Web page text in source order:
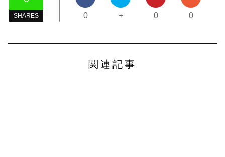
SHARES 0 + 0 0
関連記事